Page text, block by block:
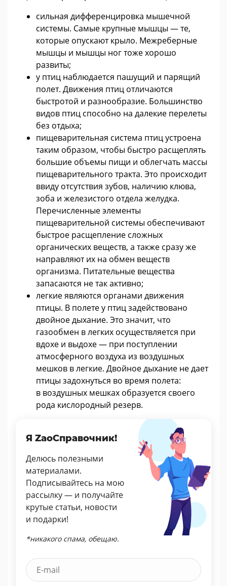
сильная дифференцировка мышечной
системы. Самые крупные мышцы — те,
которые опускают крыло. Межреберные
мышцы и мышцы ног тоже хорошо
развиты;
у птиц наблюдается пашущий и парящий
полет. Движения птиц отличаются
быстротой и разнообразие. Большинство
видов птиц способно на далекие перелеты
без отдыха;
пищеварительная система птиц устроена
таким образом, чтобы быстро расщеплять
большие объемы пищи и облегчать массы
пищеварительного тракта. Это происходит
ввиду отсутствия зубов, наличию клюва,
зоба и железистого отдела желудка.
Перечисленные элементы
пищеварительной системы обеспечивают
быстрое расщепление сложных
органических веществ, а также сразу же
направляют их на обмен веществ
организма. Питательные вещества
запасаются не так активно;
легкие являются органами движения
птицы. В полете у птиц задействовано
двойное дыхание. Это значит, что
газообмен в легких осуществляется при
вдохе и выдохе — при поступлении
атмосферного воздуха из воздушных
мешков в легкие. Двойное дыхание не дает
птицы задохнуться во время полета:
в воздушных мешках образуется своего
рода кислородный резерв.
Я ZaoСправочник!
Делюсь полезными
материалами.
Подписывайтесь на мою
рассылку — и получайте
крутые статьи, новости
и подарки!
*никакого спама, обещаю.